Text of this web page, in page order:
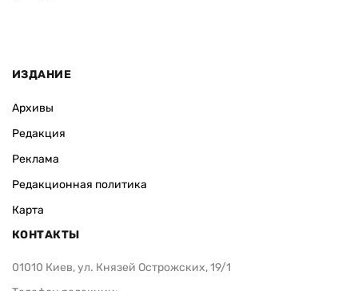
ИЗДАНИЕ
Архивы
Редакция
Реклама
Редакционная политика
Карта
КОНТАКТЫ
01010 Киев, ул. Князей Острожских, 19/1